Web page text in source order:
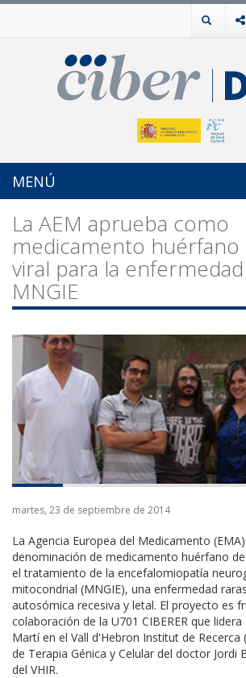
MENÚ
La AEM aprueba como
medicamento
viral para la
MNGIE
martes, 23 de septiembre de 2014
La Agencia Europea del Medicamento
denominación de medicamento huérfano
el tratamiento de la encefalomiopatía
mitocondrial (MNGIE), una enfermedad
autosómica recesiva y letal. El proyecto es
colaboración de la U701 CIBERER que
Martí en el Vall d'Hebron Institut de Recerca
de Terapia Génica y Celular del doctor Jordi
del VHIR.